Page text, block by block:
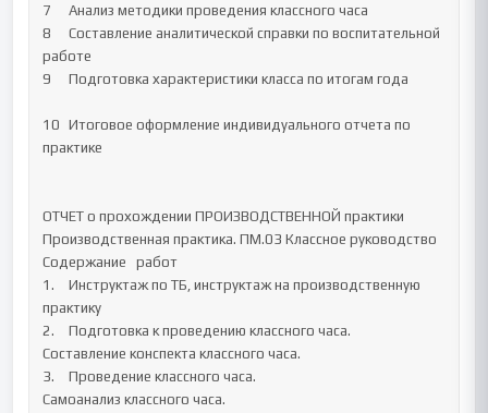
7	Анализ методики проведения классного часа
8	Составление аналитической справки по воспитательной
работе
9	Подготовка характеристики класса по итогам года
10	Итоговое оформление индивидуального отчета по
практике
ОТЧЕТ о прохождении ПРОИЗВОДСТВЕННОЙ практики
Производственная практика. ПМ.03 Классное руководство
Содержание   работ
1.	Инструктаж по ТБ, инструктаж на производственную
практику
2.	Подготовка к проведению классного часа.
Составление конспекта классного часа.
3.	Проведение классного часа.
Самоанализ классного часа.